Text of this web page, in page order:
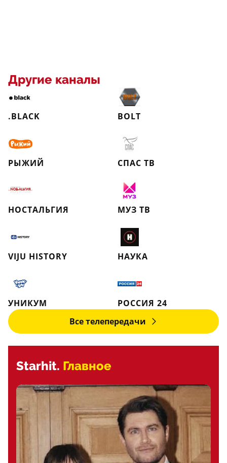
Другие каналы
.BLACK BOLT
РЫЖИЙ СПАС ТВ
НОСТАЛЬГИЯ МУЗ ТВ
VIJU HISTORY НАУКА
УНИКУМ
РОССИЯ 24
Все телепередачи
Starhit. Главное